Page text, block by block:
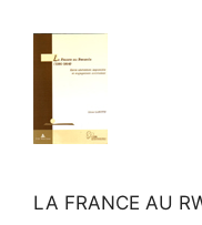
LA FRANCE AU